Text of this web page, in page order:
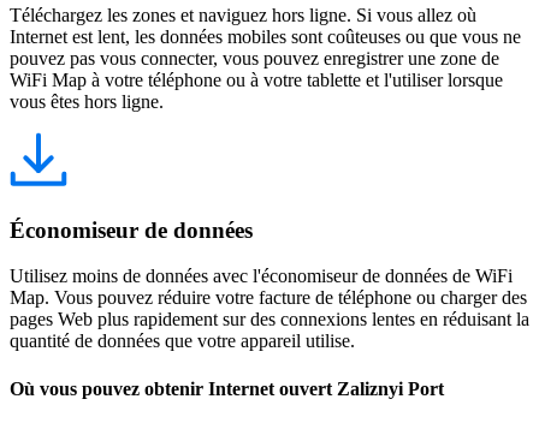
Téléchargez les zones et naviguez hors ligne. Si vous allez où
Internet est lent, les données mobiles sont coûteuses ou que vous ne
pouvez pas vous connecter, vous pouvez enregistrer une zone de
WiFi Map à votre téléphone ou à votre tablette et l'utiliser lorsque
vous êtes hors ligne.
Économiseur de données
Utilisez moins de données avec l'économiseur de données de WiFi
Map. Vous pouvez réduire votre facture de téléphone ou charger des
pages Web plus rapidement sur des connexions lentes en réduisant la
quantité de données que votre appareil utilise.
Où vous pouvez obtenir Internet ouvert Zaliznyi Port